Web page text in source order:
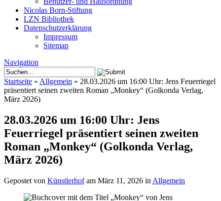
Nicolas Born-Stiftung
LZN Bibliothek
Datenschutzerklärung
Impressum
Sitemap
Navigation
Startseite » Allgemein » 28.03.2026 um 16:00 Uhr: Jens Feuerriegel
präsentiert seinen zweiten Roman „Monkey“ (Golkonda Verlag,
März 2026)
28.03.2026 um 16:00 Uhr: Jens
Feuerriegel präsentiert seinen zweiten
Roman „Monkey“ (Golkonda Verlag,
März 2026)
Gepostet von Künstlerhofam März 11, 2026 in Allgemein